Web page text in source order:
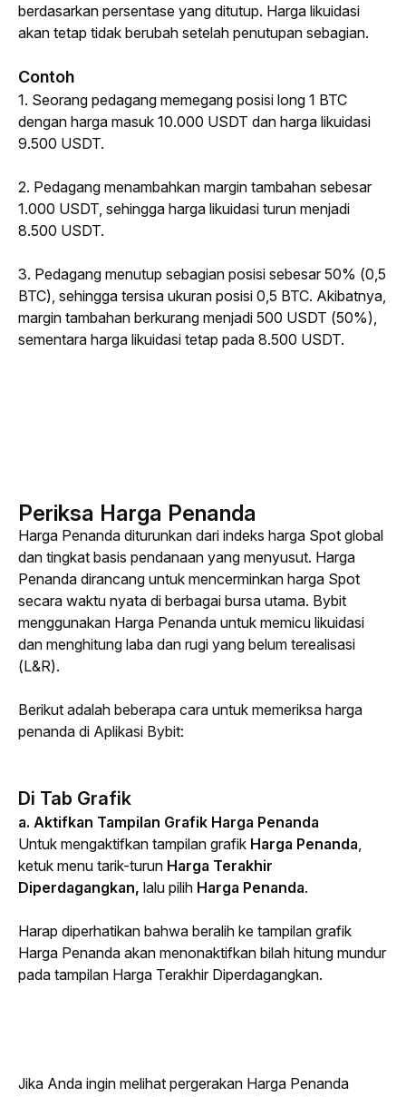
berdasarkan persentase yang ditutup. Harga likuidasi
akan tetap tidak berubah setelah penutupan sebagian.
Contoh
1. Seorang pedagang memegang posisi long 1 BTC
dengan harga masuk 10.000 USDT dan harga likuidasi
9.500 USDT.
2. Pedagang menambahkan margin tambahan sebesar
1.000 USDT, sehingga harga likuidasi turun menjadi
8.500 USDT.
3. Pedagang menutup sebagian posisi sebesar 50% (0,5
BTC), sehingga tersisa ukuran posisi 0,5 BTC. Akibatnya,
margin tambahan berkurang menjadi 500 USDT (50%),
sementara harga likuidasi tetap pada 8.500 USDT.
Periksa Harga Penanda
Harga Penanda diturunkan dari indeks harga Spot global
dan tingkat basis pendanaan yang menyusut. Harga
Penanda dirancang untuk mencerminkan harga Spot
secara waktu nyata di berbagai bursa utama. Bybit
menggunakan Harga Penanda untuk memicu likuidasi
dan menghitung laba dan rugi yang belum terealisasi
(L&R).
Berikut adalah beberapa cara untuk memeriksa harga
penanda di Aplikasi Bybit:
Di Tab Grafik
a. Aktifkan Tampilan Grafik Harga Penanda
Untuk mengaktifkan tampilan grafik Harga Penanda,
ketuk menu tarik-turun Harga Terakhir
Diperdagangkan, lalu pilih Harga Penanda.
Harap diperhatikan bahwa beralih ke tampilan grafik
Harga Penanda akan menonaktifkan bilah hitung mundur
pada tampilan Harga Terakhir Diperdagangkan.
Jika Anda ingin melihat pergerakan Harga Penanda